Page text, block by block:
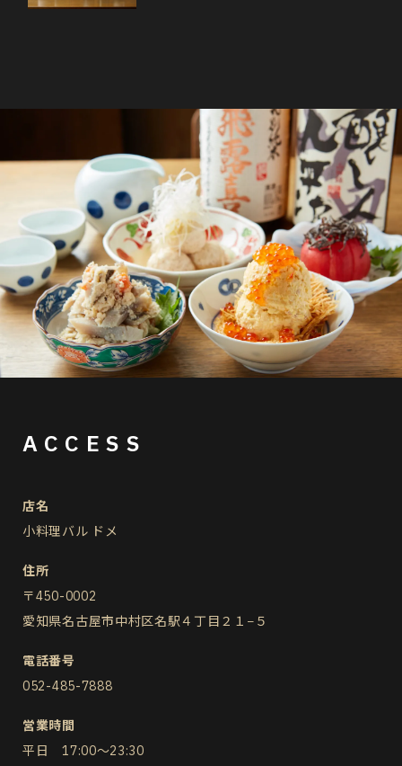
ACCESS
店名
小料理バル ドメ
住所
〒450-0002
愛知県名古屋市中村区名駅４丁目２１−５
電話番号
052-485-7888
営業時間
平日 17:00～23:30